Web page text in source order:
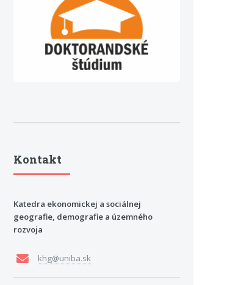
Kontakt
Katedra ekonomickej a sociálnej
geografie, demografie a územného
rozvoja
khg@uniba.sk